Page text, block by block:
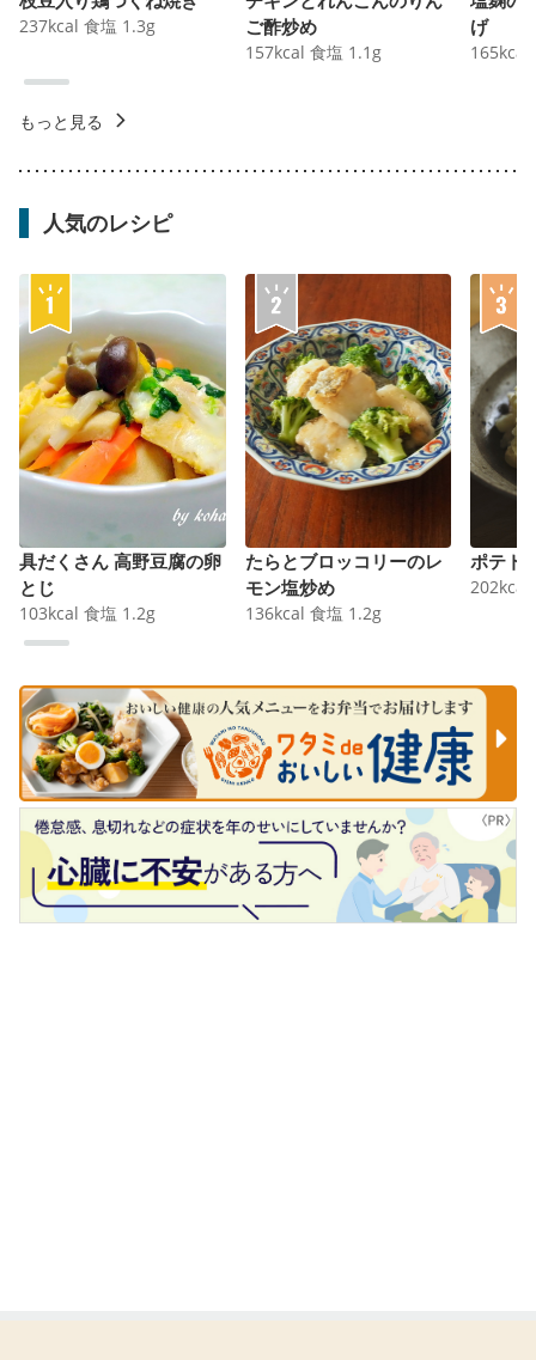
237kcal 食塩 1.3g
ご酢炒め
157kcal 食塩 1.1 g
げ
165kcal
もっと見る
人気のレシピ
具だくさん 高野豆腐の卵
とじ
103kcal 食塩 1.2g
たらとブロッコリーのレ
モン塩炒め
136kcal 食塩 1.2g
ポテト
202kcal